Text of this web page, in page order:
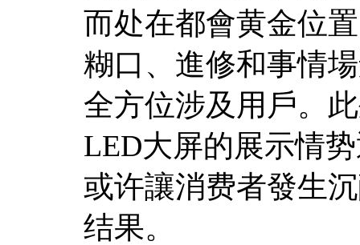
而处在都會黄金位
糊口、進修和事情
全方位涉及用戶。
LED大屏的展示情
或许讓消费者發生
结果。